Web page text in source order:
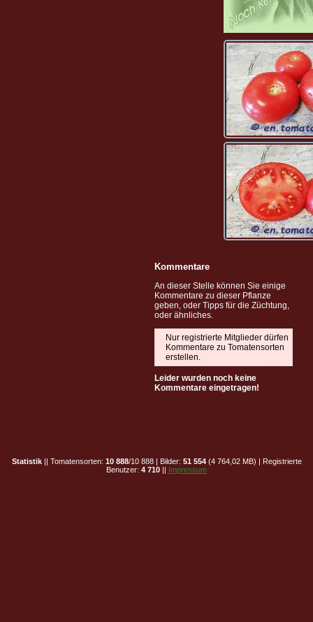
Kommentare
An dieser Stelle können Sie einige
Kommentare zu dieser Pflanze
geben, oder Tipps für die Züchtung,
oder ähnliches.
Nur registrierte Mitglieder dürfen
Kommentare zu Tomatensorten
erstellen.
Leider wurden noch keine
Kommentare eingetragen!
Statistik|| Tomatensorten: 10 888/10 888 | Bilder: 51 554(4 764,02 MB) | Registrierte
Benutzer: 4 710 || Impressum